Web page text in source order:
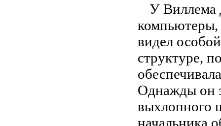
У Виллема
компьютеры,
видел
структуре,
Однажды он
выхлопного
начальника